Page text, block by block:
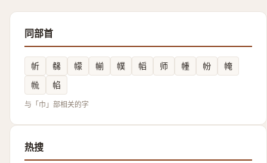
同部首
㠼 㣈 幪 㡐 幞 幍 师 㡖 帉
㡋
㡃
㡊
与「巾」部相关的字
热搜